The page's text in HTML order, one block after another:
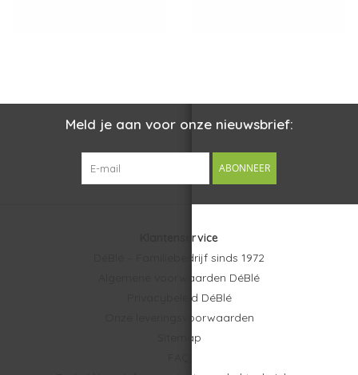
Meld je aan voor onze nieuwsbrief:
ABONNEER
Klantenservice
DéBlé – Familiebedrijf sinds 1972
Algemene voorwaarden DéBlé
Privacybeleid DéBlé
Onze leveringsvoorwaarden
Sitemap